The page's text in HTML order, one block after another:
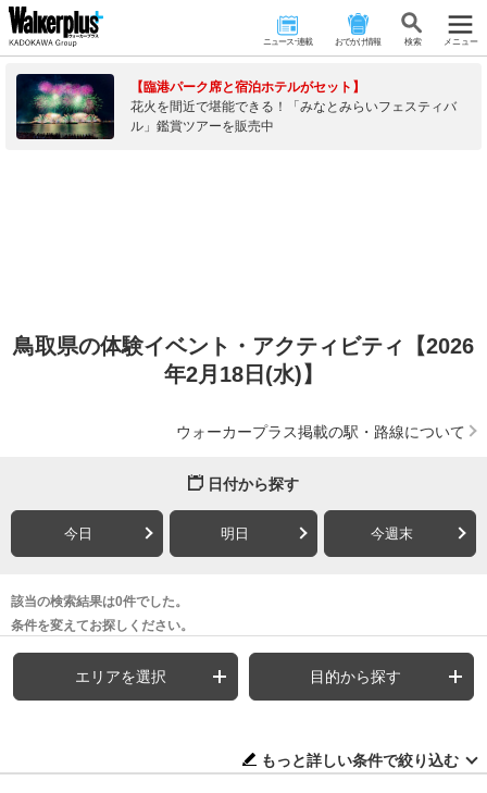
ニュース･連載 おでかけ情報 検 索 メニュー
【臨港パーク席と宿泊ホテルがセット】
花火を間近で堪能できる！「みなとみらいフェスティバ
ル」鑑賞ツアーを販売中
鳥取県の体験イベント・アクティビティ【2026
年2月18日(水)】
ウォーカープラス掲載の駅・路線について
日付から探す
今日 明日 今週末
該当の検索結果は0件でした。
条件を変えてお探しください。
エリアを選択 目的から探す
もっと詳しい条件で絞り込む